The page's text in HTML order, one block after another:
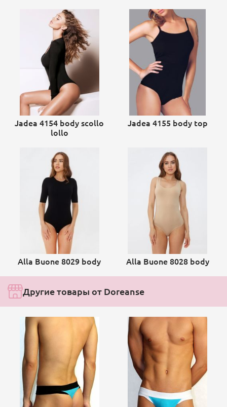
Jadea 4154 body scollo
lollo
Jadea 4155 body top
Alla Buone 8029 body Alla Buone 8028 body
Другие товары от Doreanse